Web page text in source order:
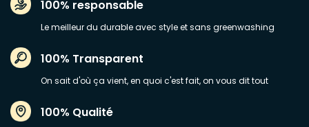
100% responsable
Le meilleur du durable avec style et sans greenwashing
100% Transparent
On sait d'où ça vient, en quoi c'est fait, on vous dit tout
100% Qualité